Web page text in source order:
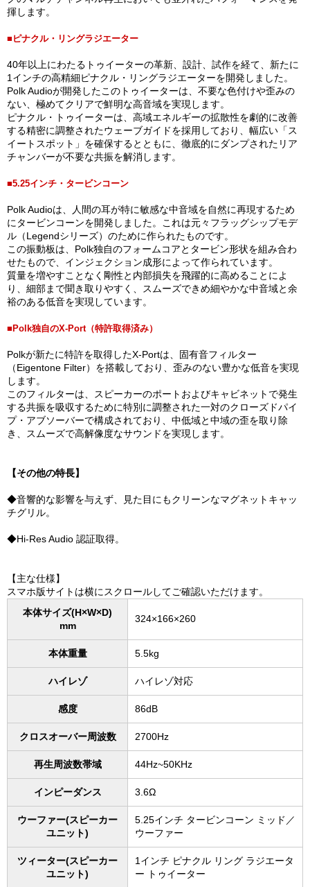
揮します。
■ピナクル・リングラジエーター
40年以上にわたるトゥイーターの革新、設計、試作を経て、新たに
1インチの高精細ピナクル・リングラジエーターを開発しました。
Polk Audioが開発したこのトゥイーターは、不要な色付けや歪みの
ない、極めてクリアで鮮明な高音域を実現します。
ピナクル・トゥイーターは、高域エネルギーの拡散性を劇的に改善
する精密に調整されたウェーブガイドを採用しており、幅広い「ス
イートスポット」を確保するとともに、徹底的にダンプされたリア
チャンバーが不要な共振を解消します。
■5.25インチ・タービンコーン
Polk Audioは、人間の耳が特に敏感な中音域を自然に再現するため
にタービンコーンを開発しました。これは元々フラッグシップモデ
ル（Legendシリーズ）のために作られたものです。
この振動板は、Polk独自のフォームコアとタービン形状を組み合わ
せたもので、インジェクション成形によって作られています。
質量を増やすことなく剛性と内部損失を飛躍的に高めることによ
り、細部まで聞き取りやすく、スムーズできめ細やかな中音域と余
裕のある低音を実現しています。
■Polk独自のX-Port（特許取得済み）
Polkが新たに特許を取得したX-Portは、固有音フィルター
（Eigentone Filter）を搭載しており、歪みのない豊かな低音を実現
します。
このフィルターは、スピーカーのポートおよびキャビネットで発生
する共振を吸収するために特別に調整された一対のクローズドパイ
プ・アブソーバーで構成されており、中低域と中域の歪を取り除
き、スムーズで高解像度なサウンドを実現します。
【その他の特長】
◆音響的な影響を与えず、見た目にもクリーンなマグネットキャッ
チグリル。
◆Hi-Res Audio 認証取得。
【主な仕様】
スマホ版サイトは横にスクロールしてご確認いただけます。
本体サイズ(H×W×D)
mm
324×166×260
本体重量 5.5kg
ハイレゾ ハイレゾ対応
感度 86dB
クロスオーバー周波数 2700Hz
再生周波数帯域 44Hz~50KHz
インピーダンス 3.6Ω
ウーファー(スピーカー
ユニット)
5.25インチ タービンコーン ミッド／
ウーファー
ツィーター(スピーカー
ユニット)
1インチ ピナクル リング ラジエータ
ー トゥイーター